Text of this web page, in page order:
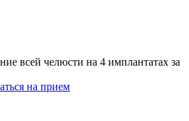
всей челюсти на 4 имплантатах за
на прием